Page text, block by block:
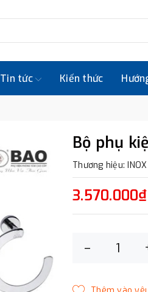
Tin tức Kiến thức
Bộ phụ
Thương hiệu:
3.570.000₫
–